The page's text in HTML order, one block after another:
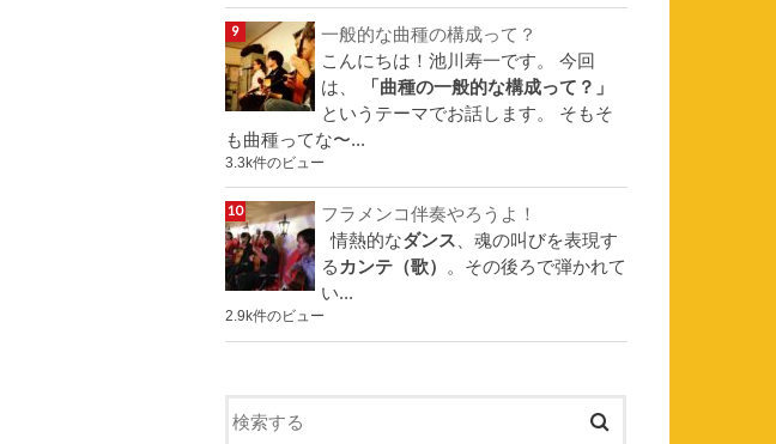
一般的な曲種の構成って？
こんにちは！池川寿一です。 今回
は、
「曲種の一般的な構成って？」
というテーマでお話します。 そもそ
も曲種ってな〜...
3.3k件のビュー
フラメンコ伴奏やろうよ！
情熱的なダンス、魂の叫びを表現す
るカンテ（歌） 。その後ろで弾かれて
い...
2.9k件のビュー